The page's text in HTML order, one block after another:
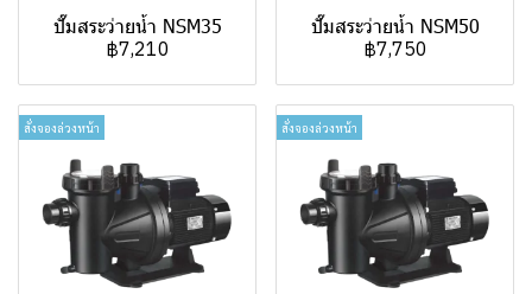
ปั๊มสระว่ายน้ำ NSM35
฿7,210
ปั๊มสระว่ายน้ำ NSM50
฿7,750
สั่งจองล่วงหน้า สั่งจองล่วงหน้า